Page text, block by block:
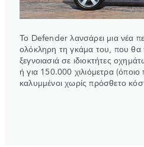
Το Defender λανσάρει μια νέα
ολόκληρη τη γκάμα του, που θα
ξεγνοιασιά σε ιδιοκτήτες
ή για 150.000 χιλιόμετρα (όποιο
καλυμμένοι χωρίς πρόσθετο